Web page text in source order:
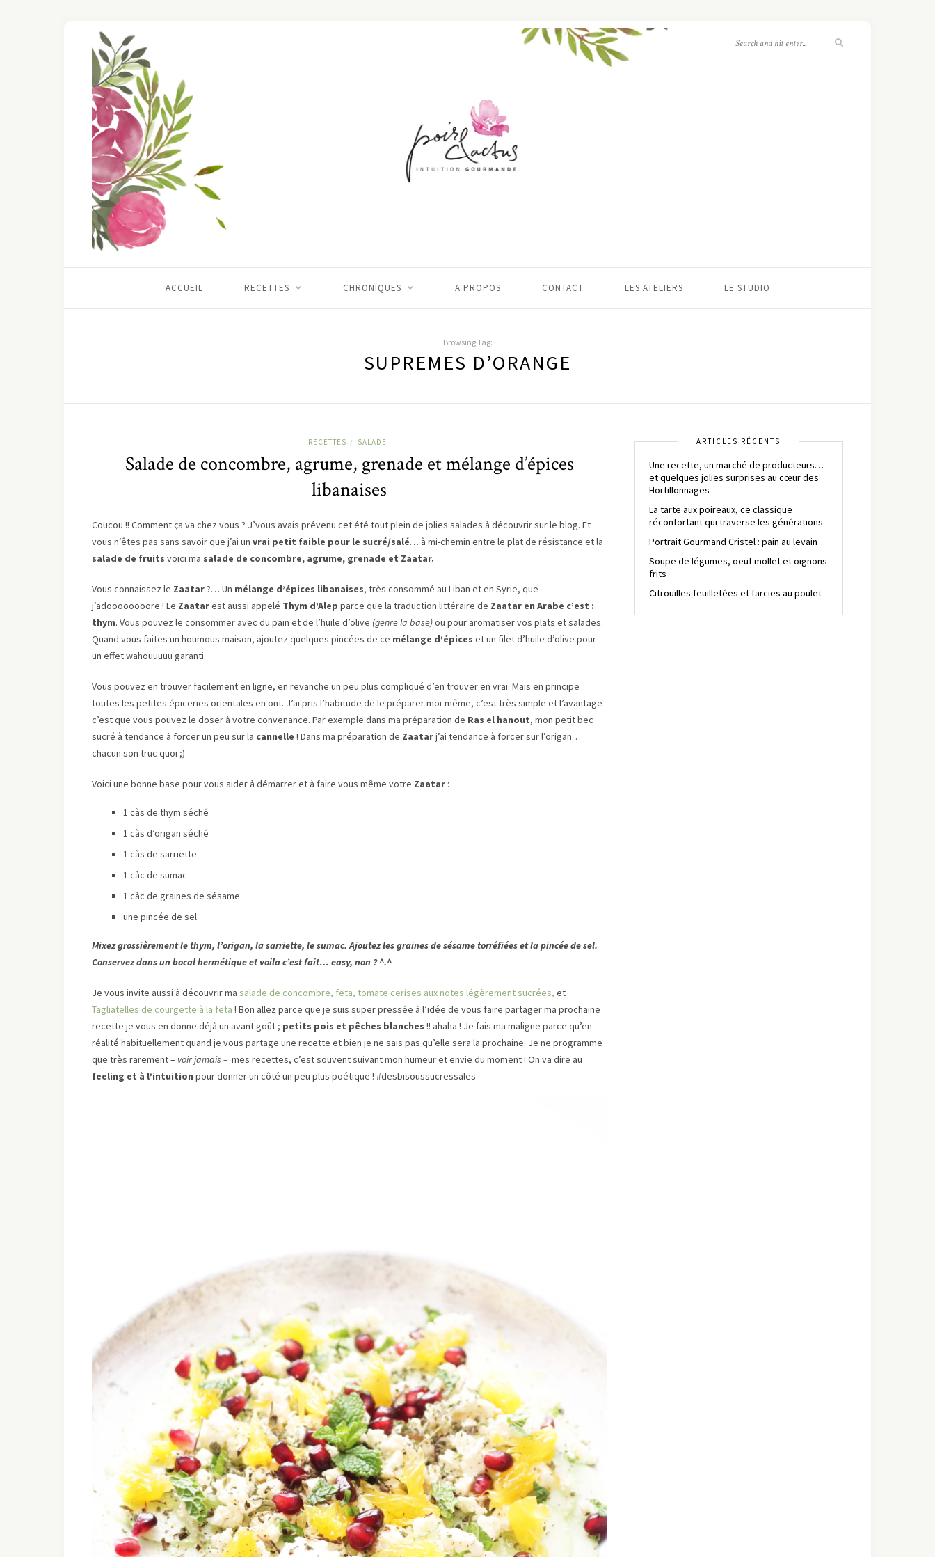
ACCUEIL RECETTES CHRONIQUES A PROPOS CONTACT LES ATELIERS LE STUDIO
Browsing Tag:
SUPREMES D’ORANGE
RECETTES / SALADE
Salade de concombre, agrume, grenade et mélange d’épices
libanaises
Coucou !! Comment ça va chez vous ? J’vous avais prévenu cet été tout plein de jolies salades à découvrir sur le blog. Et
vous n’êtes pas sans savoir que j’ai un vrai petit faible pour le sucré/salé… à mi-chemin entre le plat de résistance et la
salade de fruits voici ma salade de concombre, agrume, grenade et Zaatar.
Vous connaissez le Zaatar?… Un mélange d’épices libanaises, très consommé au Liban et en Syrie, que
j’adoooooooore ! Le Zaatarest aussi appelé Thym d’Alep parce que la traduction littéraire de Zaatar en Arabe c’est :
thym. Vous pouvez le consommer avec du pain et de l’huile d’olive (genre la base)ou pour aromatiser vos plats et salades.
Quand vous faites un houmous maison, ajoutez quelques pincées de ce mélange d’épices et un filet d’huile d’olive pour
un effet wahouuuuu garanti.
Vous pouvez en trouver facilement en ligne, en revanche un peu plus compliqué d’en trouver en vrai. Mais en principe
toutes les petites épiceries orientales en ont. J’ai pris l’habitude de le préparer moi-même, c’est très simple et l’avantage
c’est que vous pouvez le doser à votre convenance. Par exemple dans ma préparation de Ras el hanout, mon petit bec
sucré à tendance à forcer un peu sur la cannelle ! Dans ma préparation de Zaatarj’ai tendance à forcer sur l’origan…
chacun son truc quoi ;)
Voici une bonne base pour vous aider à démarrer et à faire vous même votre Zaatar :
1 càs de thym séché
1 càs d’origan séché
1 càs de sarriette
1 càc de sumac
1 càc de graines de sésame
une pincée de sel
Mixez grossièrement le thym, l’origan, la sarriette, le sumac. Ajoutez les graines de sésame torréfiées et la pincée de sel.
Conservez dans un bocal hermétique et voila c’est fait… easy, non ? ^.^
Je vous invite aussi à découvrir ma salade de concombre, feta, tomate cerises aux notes légèrement sucrées, et
Tagliatelles de courgette à la feta ! Bon allez parce que je suis super pressée à l’idée de vous faire partager ma prochaine
recette je vous en donne déjà un avant goût ; petits pois et pêches blanches !! ahaha ! Je fais ma maligne parce qu’en
réalité habituellement quand je vous partage une recette et bien je ne sais pas qu’elle sera la prochaine. Je ne programme
que très rarement – voir jamais – mes recettes, c’est souvent suivant mon humeur et envie du moment ! On va dire au
feeling et à l’intuition pour donner un côté un peu plus poétique ! #desbisoussucressales
ARTICLES RÉCENTS
Une recette, un marché de producteurs…
et quelques jolies surprises au cœur des
Hortillonnages
La tarte aux poireaux, ce classique
réconfortant qui traverse les générations
Portrait Gourmand Cristel : pain au levain
Soupe de légumes, oeuf mollet et oignons
frits
Citrouilles feuilletées et farcies au poulet